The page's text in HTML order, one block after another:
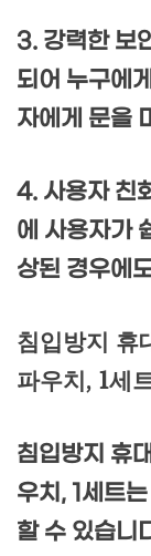
3. 강력한 보
되어 누구에
자에게 문을
4. 사용자 친
에 사용자가
상된 경우에
침입방지 휴
파우치, 1세
침입방지 휴
우치, 1세트
할 수 있습니